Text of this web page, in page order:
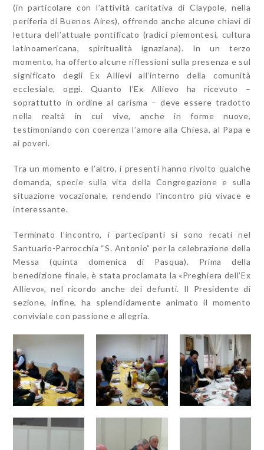
(in particolare con l’attività caritativa di Claypole, nella
periferia di Buenos Aires), offrendo anche alcune chiavi di
lettura dell’attuale pontificato (radici piemontesi, cultura
latinoamericana, spiritualità ignaziana). In un terzo
momento, ha offerto alcune riflessioni sulla presenza e sul
significato degli Ex Allievi all’interno della comunità
ecclesiale, oggi. Quanto l’Ex Allievo ha ricevuto –
soprattutto in ordine al carisma – deve essere tradotto
nella realtà in cui vive, anche in forme nuove,
testimoniando con coerenza l’amore alla Chiesa, al Papa e
ai poveri.
Tra un momento e l’altro, i presenti hanno rivolto qualche
domanda, specie sulla vita della Congregazione e sulla
situazione vocazionale, rendendo l’incontro più vivace e
interessante.
Terminato l’incontro, i partecipanti si sono recati nel
Santuario-Parrocchia “S. Antonio” per la celebrazione della
Messa (quinta domenica di Pasqua). Prima della
benedizione finale, è stata proclamata la «Preghiera dell’Ex
Allievo», nel ricordo anche dei defunti. Il Presidente di
sezione, infine, ha splendidamente animato il momento
conviviale con passione e allegria.